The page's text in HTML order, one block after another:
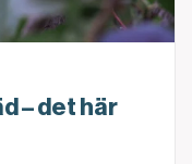
– det här